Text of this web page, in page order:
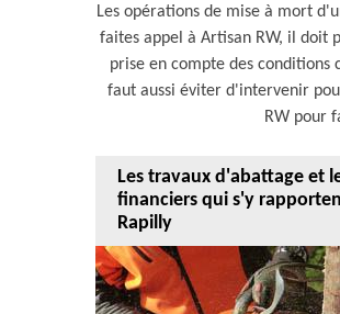
Les opérations de mise à mort
faites appel à Artisan RW, il doit
prise en compte des conditions
faut aussi éviter d'intervenir
RW pour
Les travaux d'abattage et
financiers qui s'y
Rapilly